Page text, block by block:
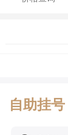
自助挂号